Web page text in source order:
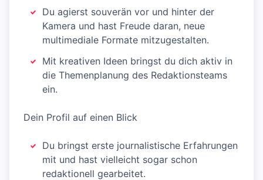
Du agierst souverän vor und hinter der
Kamera und hast Freude daran, neue
multimediale Formate mitzugestalten.
Mit kreativen Ideen bringst du dich aktiv in
die Themenplanung des Redaktionsteams
ein.
Dein Profil auf einen Blick
Du bringst erste journalistische Erfahrungen
mit und hast vielleicht sogar schon
redaktionell gearbeitet.